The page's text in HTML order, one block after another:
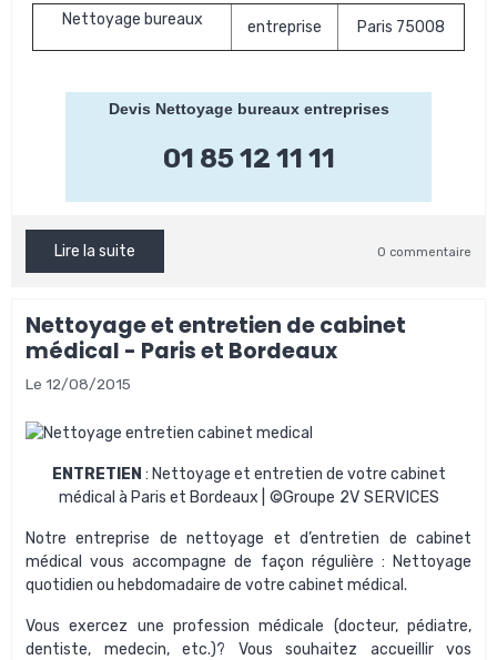
Nettoyage bureaux entreprise Paris 75008
Devis Nettoyage bureaux entreprises
01 85 12 11 11
Lire la suite 0 commentaire
Nettoyage et entretien de cabinet
médical - Paris et Bordeaux
Le 12/08/2015
ENTRETIEN : Nettoyage et entretien de votre cabinet
médical à Paris et Bordeaux
| ©Groupe 2V SERVICES
Notreentreprise de nettoyage et d’entretien de cabinet
médical
vous accompagne de façon régulière : Nettoyage
quotidien ou hebdomadaire de votre cabinet médical.
Vous exercez une profession médicale (docteur, pédiatre,
dentiste, medecin, etc.)? Vous souhaitez accueillir vos